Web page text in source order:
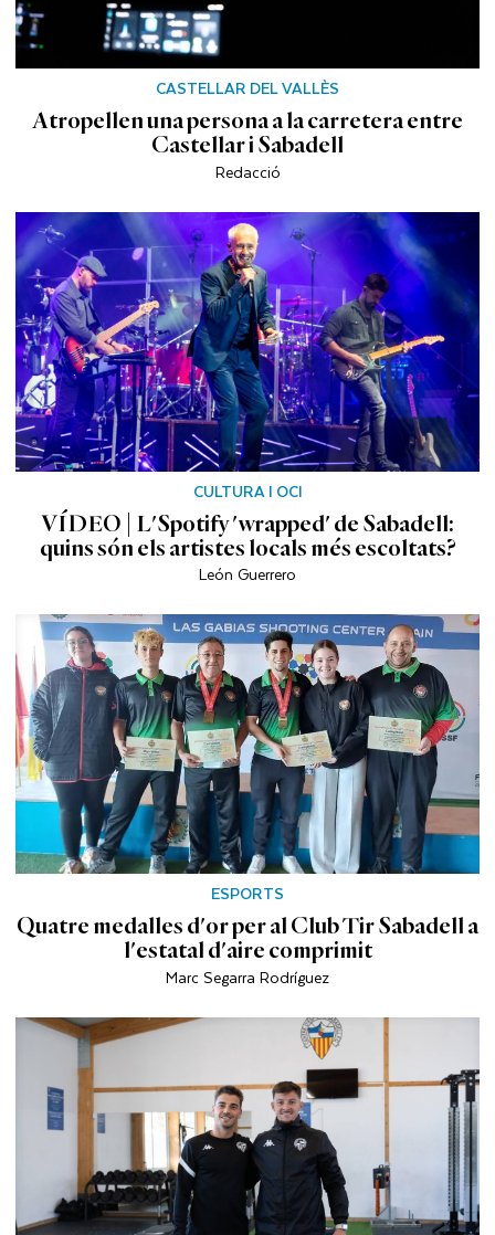
CASTELLAR DEL VALLÈS
Atropellen una persona a la carretera entre
Castellar i Sabadell
Redacció
CULTURA I OCI
VÍDEO | L'Spotify 'wrapped' de Sabadell:
quins són els artistes locals més escoltats?
León Guerrero
ESPORTS
Quatre medalles d'or per al Club Tir Sabadell a
l'estatal d'aire comprimit
Marc Segarra Rodríguez